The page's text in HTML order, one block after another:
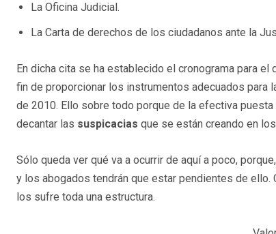
La Oficina Judicial.
La Carta de derechos de los ciudadanos ante la
En dicha cita se ha establecido el cronograma para
fin de proporcionar los instrumentos adecuados para
de 2010. Ello sobre todo porque de la efectiva
decantar las suspicacias que se están creando en
Sólo queda ver qué va a ocurrir de aquí a poco,
y los abogados tendrán que estar pendientes de
los sufre toda una estructura.